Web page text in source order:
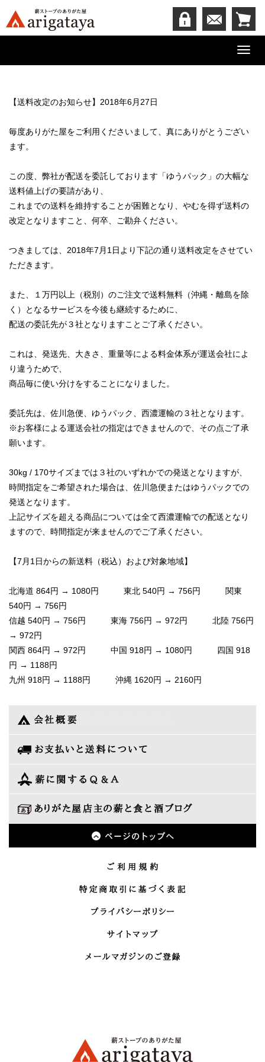
【送料改定のお知らせ】2018年6月27日
毎度ありがた屋をご利用くださいまして、真にありがとうござい
ます。
この度、弊社が配送を委託しております「ゆうパック」の大幅な
送料値上げの要請があり、
これまでの送料を維持することが困難となり、やむを得ず送料の
改定となりますこと、何卒、ご勘弁ください。
つきましては、2018年7月1日より下記の通り送料改定をさせてい
ただきます。
また、１万円以上（税別）のご注文で送料無料（沖縄・離島を除
く）となるサービスを今後も継続するために、
配送の委託先が３社となりますことご了承ください。
これは、発送先、大きさ、重量等による料金体系が運送会社によ
り違うためで、
商品毎に使い分けをすることになりました。
委託先は、佐川急便、ゆうパック、西濃運輸の３社となります。
※お客様による運送会社の指定はできませんので、その点ご了承
願います。
30kg / 170サイズまでは３社のいずれかでの発送となりますが、
時間指定をご希望された場合は、佐川急便またはゆうパックでの
発送となります。
上記サイズを超える商品については全て西濃運輸での配送となり
ますので、時間指定が来ませんのでご了承ください。
【7月1日からの新送料（税込）および対象地域】
北海道 864円 → 1080円 東北 540円 → 756円 関東
540円 → 756円
信越 540円 → 756円 東海 756円 → 972円 北陸 756円
→ 972円
関西 864円 → 972円 中国 918円 → 1080円 四国 918
円 → 1188円
九州 918円 → 1188円 沖縄 1620円 → 2160円